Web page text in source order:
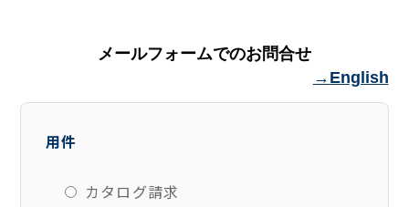
メールフォームでのお問合せ
English
用件
カタログ請求